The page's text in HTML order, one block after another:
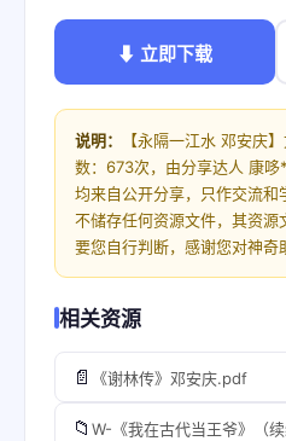
⬇ 立即下载
说明：
【永隔一江水 邓安庆
数：673次，由分享达人 康
均来自公开分享，只作交流和
不储存任何资源文件，其资源
要您自行判断，感谢您对神奇
相关资源
📄 《谢林传》邓安庆.pdf
📁